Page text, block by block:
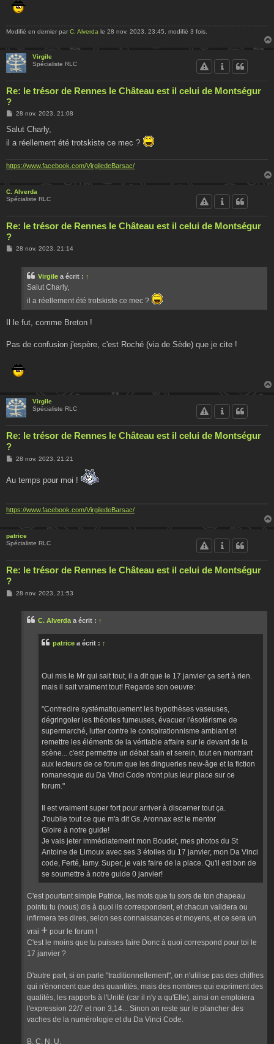
Modifié en dernier par C. Alverda le 28 nov. 2023, 23:45, modifié 3 fois.
Virgile
Spécialiste RLC
Re: le trésor de Rennes le Château est il celui de Montségur
?
M
s
a
28 nov. 2023, 21:08
Salut Charly,
il a réellement été trotskiste ce mec ?
https://www.facebook.com/VirgiledeBarsac/
C. Alverda
Spécialiste RLC
Re: le trésor de Rennes le Château est il celui de Montségur
?
M28 nov. 2023, 21:14
Virgile a écrit : ↑
Salut Charly,
il a réellement été trotskiste ce mec ?
Il le fut, comme Breton !
Pas de confusion j'espère, c'est Roché (via de Sède) que je cite !
Virgile
Spécialiste RLC
Re: le trésor de Rennes le Château est il celui de Montségur
?
M
s
28 nov. 2023, 21:21
Au temps pour moi !
https://www.facebook.com/VirgiledeBarsac/
patrice
Spécialiste RLC
Re: le trésor de Rennes le Château est il celui de Montségur
?
M28 nov. 2023, 21:53
C. Alverda a écrit : ↑
patrice a écrit : ↑
Oui mis le Mr qui sait tout, il a dit que le 17 janvier ça sert à rien.
mais il sait vraiment tout! Regarde son oeuvre:
"Contredire systématiquement les hypothèses vaseuses,
dégringoler les théories fumeuses, évacuer l'ésotérisme de
supermarché, lutter contre le conspirationnisme ambiant et
remettre les éléments de la véritable affaire sur le devant de la
scène... c'est permettre un débat sain et serein, tout en montrant
aux lecteurs de ce forum que les dingueries new-âge et la fiction
romanesque du Da Vinci Code n'ont plus leur place sur ce
forum."
Il est vraiment super fort pour arriver à discerner tout ça.
J'oublie tout ce que m'a dit Gs. Aronnax est le mentor
Gloire à notre guide!
Je vais jeter immédiatement mon Boudet, mes photos du St
Antoine de Limoux avec ses 3 étoiles du 17 janvier, mon Da Vinci
code, Ferté, lamy. Super, je vais faire de la place. Qu'il est bon de
se soumettre à notre guide 0 janvier!
C'est pourtant simple Patrice, les mots que tu sors de ton chapeau
pointu tu (nous) dis à quoi ils correspondent, et chacun validera ou
infirmera tes dires, selon ses connaissances et moyens, et ce sera un
vrai + pour le forum !
C'est le moins que tu puisses faire Donc à quoi correspond pour toi le
17 janvier ?
D'autre part, si on parle "traditionnellement", on n'utilise pas des chiffres
qui n'énoncent que des quantités, mais des nombres qui expriment des
qualités, les rapports à l'Unité (car il n'y a qu'Elle), ainsi on emploiera
l'expression 22/7 et non 3,14... Sinon on reste sur le plancher des
vaches de la numérologie et du Da Vinci Code.
B. C. N. U.